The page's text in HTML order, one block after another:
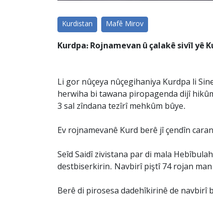
Kurdistan Mafê Mirov
Kurdpa: Rojnamevan û çalakê sivîl yê
Li gor nûçeya nûçegihaniya Kurdpa li
herwiha bi tawana piropagenda dijî
3 sal zîndana tezîrî mehkûm bûye.
Ev rojnamevanê Kurd berê jî çendîn
Seîd Saidî zivistana par di mala
destbiserkirin. Navbirî piştî 74 rojan
Berê di pirosesa dadehîkirinê de navbirî